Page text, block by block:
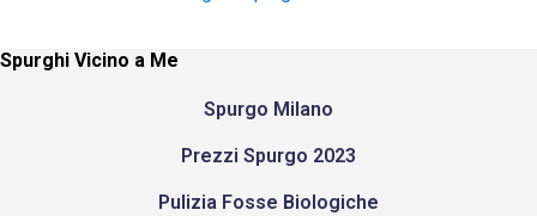
Spurghi Vicino a Me
Spurgo Milano
Prezzi Spurgo 2023
Pulizia Fosse Biologiche